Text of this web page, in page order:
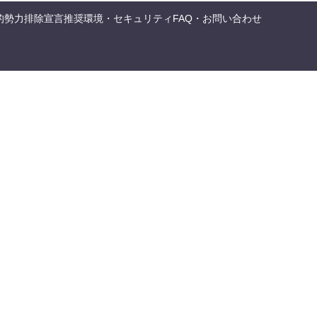
勢力排除宣言推奨環境・セキュリティ FAQ・お問い合わせ